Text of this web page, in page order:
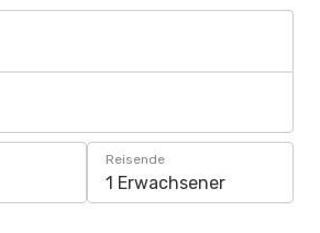
Reisende
1 Erwachsener